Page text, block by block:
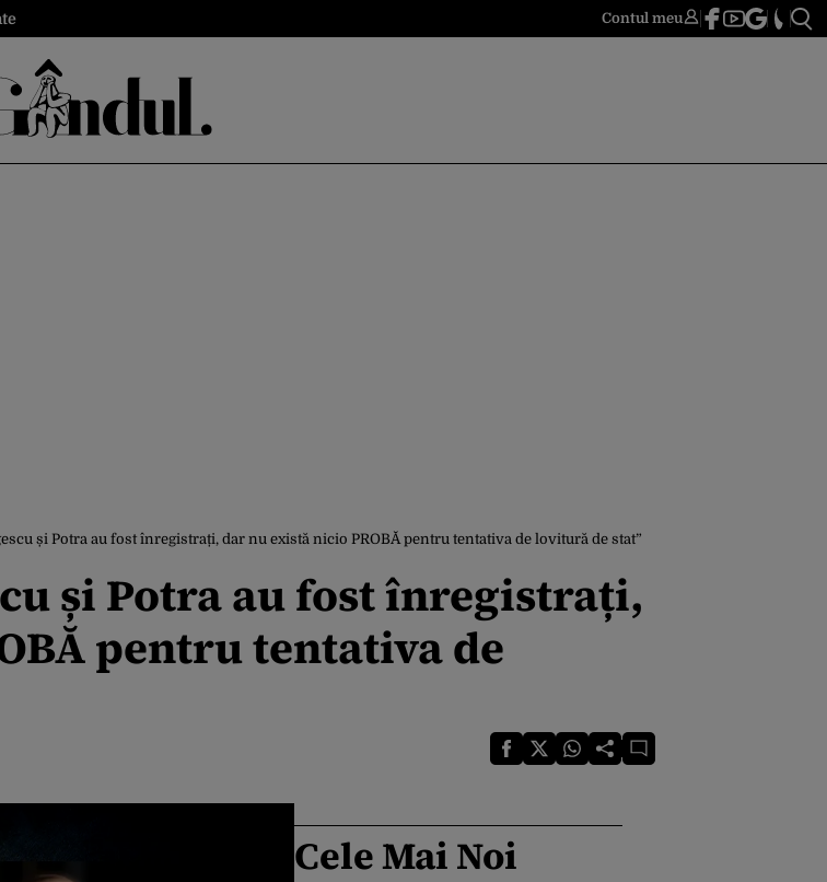
Contul meu
și Potra au fost înregistrați, dar nu există nicio PROBĂ pentru tentativa de lovitură de stat”
și Potra au fost înregistrați,
pentru tentativa de
Cele Mai Noi